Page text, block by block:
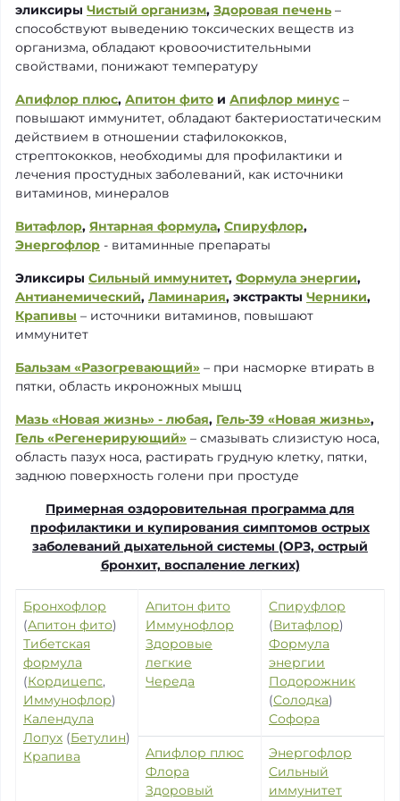
эликсиры Чистый организм, Здоровая печень –
способствуют выведению токсических веществ из
организма, обладают кровоочистительными
свойствами, понижают температуру
Апифлор плюс, Апитон фито и Апифлор минус –
повышают иммунитет, обладают бактериостатическим
действием в отношении стафилококков,
стрептококков, необходимы для профилактики и
лечения простудных заболеваний, как источники
витаминов, минералов
Витафлор, Янтарная формула, Спируфлор,
Энергофлор - витаминные препараты
Эликсиры Сильный иммунитет, Формула энергии,
Антианемический, Ламинария, экстракты Черники,
Крапивы – источники витаминов, повышают
иммунитет
Бальзам «Разогревающий» – при насморке втирать в
пятки, область икроножных мышц
Мазь «Новая жизнь» - любая, Гель-39 «Новая жизнь»,
Гель «Регенерирующий» – смазывать слизистую носа,
область пазух носа, растирать грудную клетку, пятки,
заднюю поверхность голени при простуде
Примерная оздоровительная программа для
профилактики и купирования симптомов острых
заболеваний дыхательной системы (ОРЗ, острый
бронхит, воспаление легких)
Бронхофлор
(Апитон фито)
Тибетская
формула
(Кордицепс,
Иммунофлор)
Календула
Лопух (Бетулин)
Крапива
Апитон фито
Иммунофлор
Здоровые
легкие
Череда
Спируфлор
(Витафлор)
Формула
энергии
Подорожник
(Солодка)
Софора
Апифлор плюс
Флора
Здоровый
Энергофлор
Сильный
иммунитет